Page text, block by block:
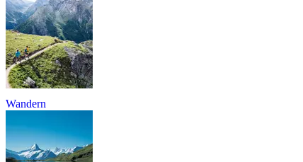
Wandern